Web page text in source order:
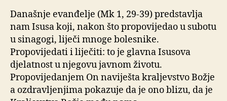
Današnje evanđelje (Mk 1, 29-39) predstavlja
nam Isusa koji, nakon što propovijedao u subotu
u sinagogi, liječi mnoge bolesnike.
Propovijedati i liječiti: to je glavna Isusova
djelatnost u njegovu javnom životu.
Propovijedanjem On naviješta kraljevstvo Božje
a ozdravljenjima pokazuje da je ono blizu, da je